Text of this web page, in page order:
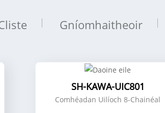
Gníomhaitheoir
SH-KAWA-UIC801
Comhéadan Uilíoch 8-Chainéal